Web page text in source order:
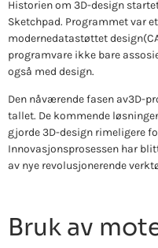
Historien om 3D-design
Sketchpad. Programmet var
modernedatastøttet design
programvare ikke bare
også med design.
Den nåværende fasen av3D-
tallet. De kommende
gjorde 3D-design rimeligere
Innovasjonsprosessen har
av nye revolusjonerende
Bruk av